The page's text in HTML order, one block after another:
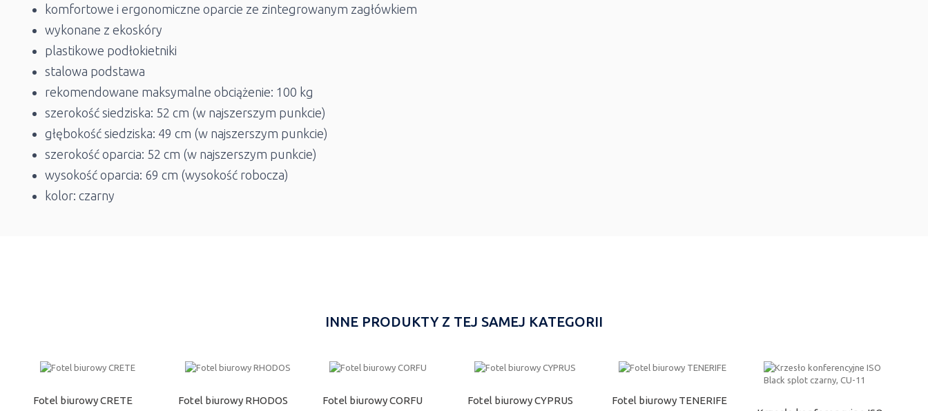
komfortowe i ergonomiczne oparcie ze zintegrowanym zagłówkiem
wykonane z ekoskóry
plastikowe podłokietniki
stalowa podstawa
rekomendowane maksymalne obciążenie: 100 kg
szerokość siedziska: 52 cm (w najszerszym punkcie)
głębokość siedziska: 49 cm (w najszerszym punkcie)
szerokość oparcia: 52 cm (w najszerszym punkcie)
wysokość oparcia: 69 cm (wysokość robocza)
kolor: czarny
INNE PRODUKTY Z TEJ SAMEJ KATEGORII
Fotel biurowy CRETE Fotel biurowy RHODOS Fotel biurowy CORFU Fotel biurowy CYPRUS Fotel biurowy TENERIFE